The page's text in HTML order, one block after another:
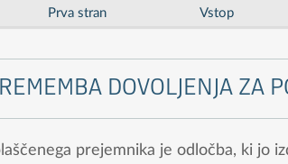
Prva stran Vstop
DOVOLJENJA ZA
prejemnika je odločba, ki jo